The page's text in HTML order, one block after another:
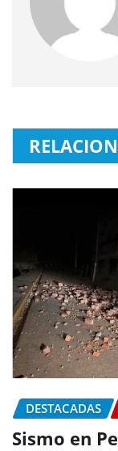
DESTACADAS
Sismo en